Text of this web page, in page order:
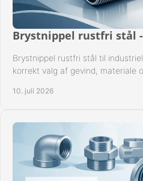
Brystnippel rustfri stål
Brystnippel rustfri stål til
korrekt valg af gevind, materiale
10. juli 2026